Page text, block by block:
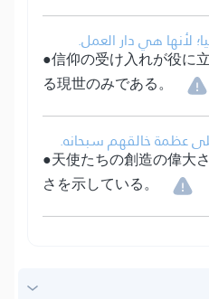
لأنها هي دار العمل.
●信仰の受け入れが役に
る現世のみである。
عظمة خالقهم سبحانه.
●天使たちの創造の偉大
さを示している。